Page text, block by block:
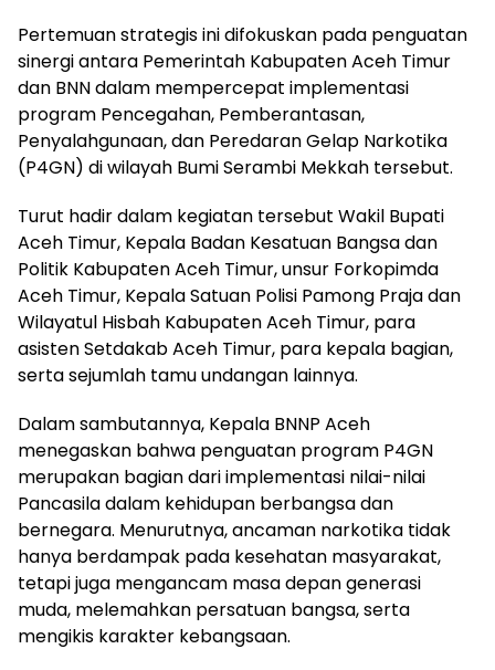
Pertemuan strategis ini difokuskan pada penguatan
sinergi antara Pemerintah Kabupaten Aceh Timur
dan BNN dalam mempercepat implementasi
program Pencegahan, Pemberantasan,
Penyalahgunaan, dan Peredaran Gelap Narkotika
(P4GN) di wilayah Bumi Serambi Mekkah tersebut.
Turut hadir dalam kegiatan tersebut Wakil Bupati
Aceh Timur, Kepala Badan Kesatuan Bangsa dan
Politik Kabupaten Aceh Timur, unsur Forkopimda
Aceh Timur, Kepala Satuan Polisi Pamong Praja dan
Wilayatul Hisbah Kabupaten Aceh Timur, para
asisten Setdakab Aceh Timur, para kepala bagian,
serta sejumlah tamu undangan lainnya.
Dalam sambutannya, Kepala BNNP Aceh
menegaskan bahwa penguatan program P4GN
merupakan bagian dari implementasi nilai-nilai
Pancasila dalam kehidupan berbangsa dan
bernegara. Menurutnya, ancaman narkotika tidak
hanya berdampak pada kesehatan masyarakat,
tetapi juga mengancam masa depan generasi
muda, melemahkan persatuan bangsa, serta
mengikis karakter kebangsaan.